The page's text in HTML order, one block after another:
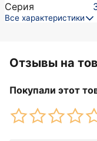
Серия
Все характеристики
Отзывы на
Покупали этот